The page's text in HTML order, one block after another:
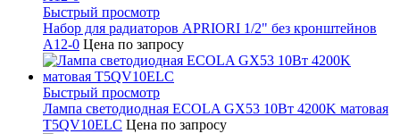
Быстрый просмотр
Набор для радиаторов APRIORI 1/2" без кронштейнов
A12-0 Цена по запросу
Быстрый просмотр
Лампа светодиодная ECOLA GX53 10Вт 4200K матовая
T5QV10ELC Цена по запросу